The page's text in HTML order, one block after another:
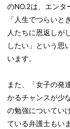
のNO.2は、エンタ
「人生でつらい
人たちに恩返しが
したい」という思
います。
また、「女子の発
かるチャンスが少
の勉強についてい
ている弁護士もいま